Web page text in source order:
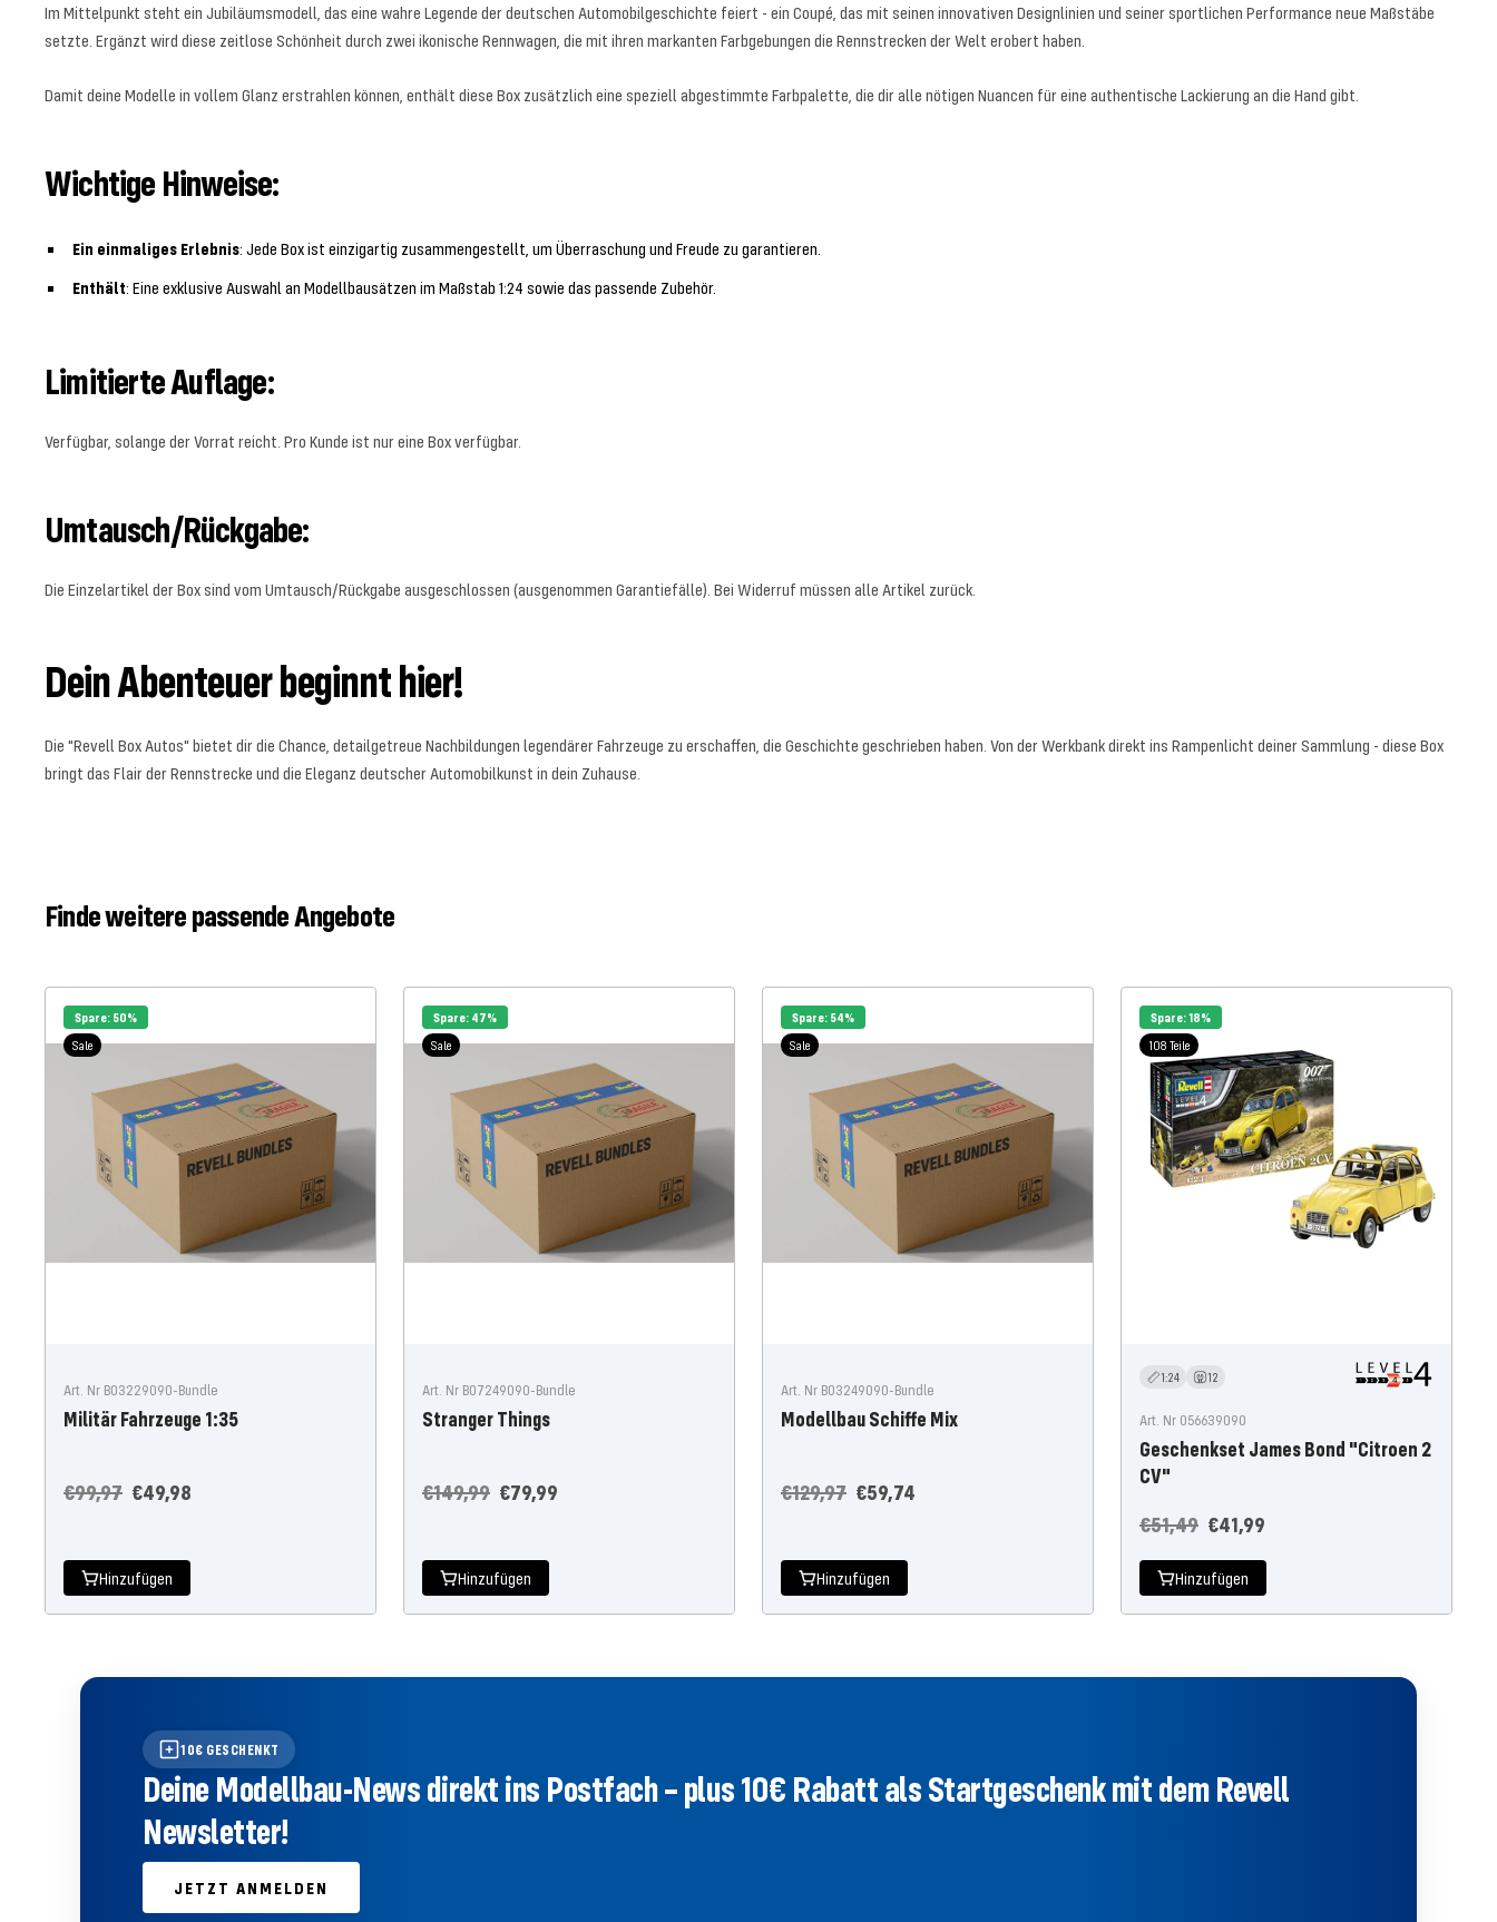
Im Mittelpunkt steht ein Jubiläumsmodell, das eine wahre Legende der deutschen Automobilgeschichte feiert - ein Coupé, das mit seinen innovativen Designlinien und seiner sportlichen Performance neue Maßstäbe
setzte. Ergänzt wird diese zeitlose Schönheit durch zwei ikonische Rennwagen, die mit ihren markanten Farbgebungen die Rennstrecken der Welt erobert haben.
Damit deine Modelle in vollem Glanz erstrahlen können, enthält diese Box zusätzlich eine speziell abgestimmte Farbpalette, die dir alle nötigen Nuancen für eine authentische Lackierung an die Hand gibt.
Wichtige Hinweise:
Ein einmaliges Erlebnis: Jede Box ist einzigartig zusammengestellt, um Überraschung und Freude zu garantieren.
Enthält: Eine exklusive Auswahl an Modellbausätzen im Maßstab 1:24 sowie das passende Zubehör.
Limitierte Auflage:
Verfügbar, solange der Vorrat reicht. Pro Kunde ist nur eine Box verfügbar.
Umtausch/Rückgabe:
Die Einzelartikel der Box sind vom Umtausch/Rückgabe ausgeschlossen (ausgenommen Garantiefälle). Bei Widerruf müssen alle Artikel zurück.
Dein Abenteuer beginnt hier!
Die "Revell Box Autos" bietet dir die Chance, detailgetreue Nachbildungen legendärer Fahrzeuge zu erschaffen, die Geschichte geschrieben haben. Von der Werkbank direkt ins Rampenlicht deiner Sammlung - diese Box
bringt das Flair der Rennstrecke und die Eleganz deutscher Automobilkunst in dein Zuhause.
Finde weitere passende Angebote
Spare: 50%
Sale
Art. Nr B03229090-Bundle
Militär Fahrzeuge 1:35
Angebotspreis
€49,98
Regulärer
€99,97
Hinzufügen
Spare: 47%
Sale
Art. Nr B07249090-Bundle
Stranger Things
Angebotspreis
€79,99
Regulärer
€149,99
Hinzufügen
Spare: 54%
Sale
Art. Nr B03249090-Bundle
Modellbau Schiffe Mix
Angebotspreis
€59,74
Regulärer
€129,97
Hinzufügen
Spare: 18%
108 Teile
1:24 12
Art. Nr 056639090
Geschenkset James Bond "Citroen 2
CV"
Angebotspreis
€41,99
Regulärer
Preis
€51,49
Hinzufügen
10€ GESCHENKT
Deine Modellbau-News direkt ins Postfach – plus 10€ Rabatt als Startgeschenk mit dem Revell
Newsletter!
JETZT ANMELDEN